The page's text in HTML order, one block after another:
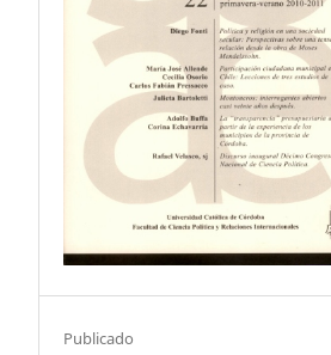
Publicado